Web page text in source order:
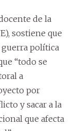
de la
sostiene que
política
“todo se
a
por
y sacar a la
que afecta